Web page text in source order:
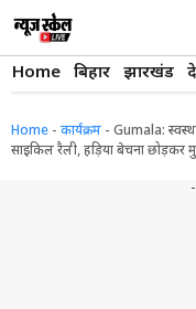
content
Home बिहार झारखंड
Home - कार्यक्रम - Gumala: स्वस्थ
साइकिल रैली, हड़िया बेचना छोड़कर